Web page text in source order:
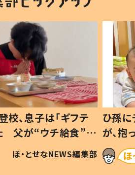
にデレデレな80歳じいじ
抱っこすると…ひ孫の反応に
が出ました」「可愛くて仕方な
ほ・とせなNEWS編集